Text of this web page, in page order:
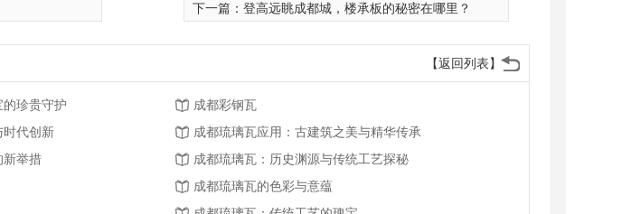
下一篇： 登高远眺成都城，楼承板的秘密在哪里？
【返回列表】
珍贵守护
成都彩钢瓦
时代创新
成都琉璃瓦应用：古建筑之美与精华传承
新举措
成都琉璃瓦：历史渊源与传统工艺探秘
成都琉璃瓦的色彩与意蕴